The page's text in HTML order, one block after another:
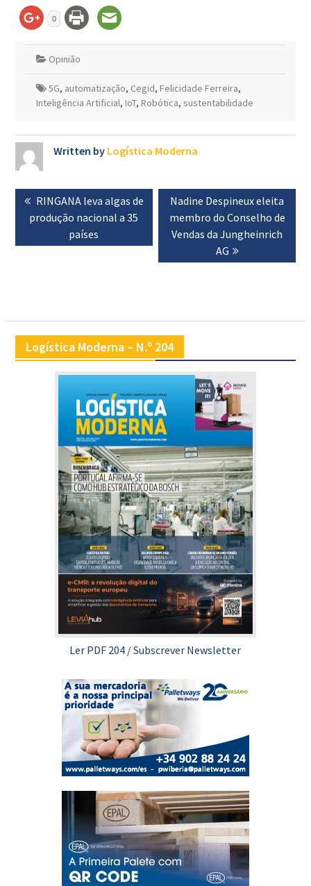
0
Opinião
5G, automatização, Cegid, Felicidade Ferreira,
Inteligência Artificial, IoT, Robótica, sustentabilidade
Written by Logística Moderna
Navegação
de
artigos
Previous
post:
RINGANA leva algas de
produção nacional a 35
países
Next
post:
Nadine Despineux eleita
membro do Conselho de
Vendas da Jungheinrich
AG
Logística Moderna – N.º 204
Ler PDF 204 /Subscrever Newsletter